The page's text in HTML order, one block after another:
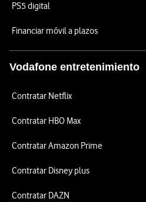
PS5 digital
Financiar móvil a plazos
Vodafone entretenimiento
Contratar Netflix
Contratar HBO Max
Contratar Amazon Prime
Contratar Disney plus
Contratar DAZN